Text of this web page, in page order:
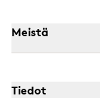
Meistä
Tiedot